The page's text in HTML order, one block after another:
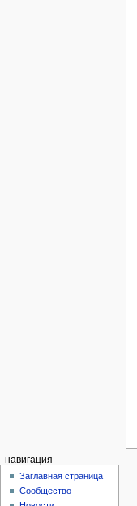
навигация
Заглавная страница
Сообщество